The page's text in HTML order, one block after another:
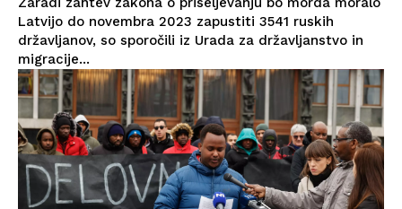
Latvijo do novembra 2023 zapustiti 3541 ruskih
državljanov, so sporočili iz Urada za državljanstvo in
migracije...